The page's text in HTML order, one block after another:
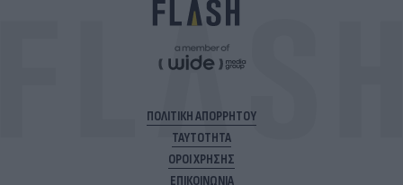
ΠΟΛΙΤΙΚΗ ΑΠΟΡΡΗΤΟΥ
ΤΑΥΤΟΤΗΤΑ
ΟΡΟΙ ΧΡΗΣΗΣ
ΕΠΙΚΟΙΝΩΝΙΑ